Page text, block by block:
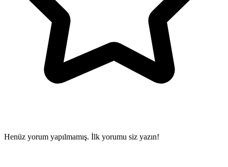
Henüz yorum yapılmamış. İlk yorumu siz yazın!